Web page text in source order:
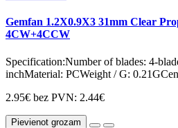
Gemfan 1.2X0.9X3 31mm Clear
4CW+4CCW
Specification:Number of blades: 4-
inchMaterial: PCWeight / G:
2.95€ bez PVN: 2.44€
Pievienot grozam